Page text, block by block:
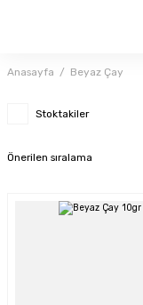
Anasayfa Beyaz Çay
Stoktakiler